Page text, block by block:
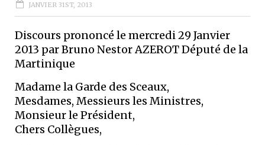
JANVIER 31ST, 2013
Discours prononcé le mercredi 29 Janvier
2013 par Bruno Nestor AZEROT Député de la
Martinique
Madame la Garde des Sceaux,
Mesdames, Messieurs les Ministres,
Monsieur le Président,
Chers Collègues,